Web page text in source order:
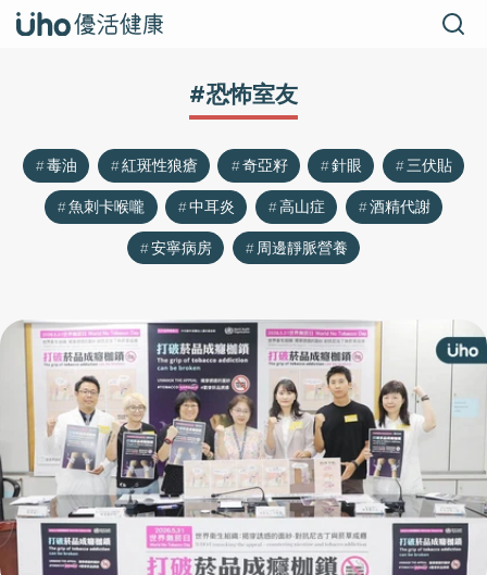
#恐怖室友
毒油 紅斑性狼瘡 奇亞籽 針眼
三伏貼
魚刺卡喉嚨
中耳炎 高山症
酒精代謝
安寧病房
周邊靜脈營養